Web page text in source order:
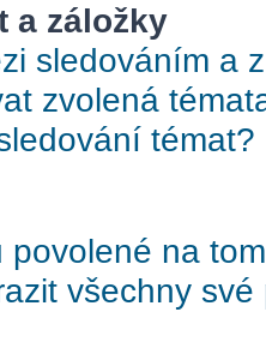
a záložky
sledováním a
zvolená
témat?
na
všechny své